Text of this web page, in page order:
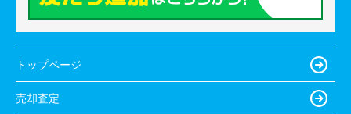
トップページ
売却査定